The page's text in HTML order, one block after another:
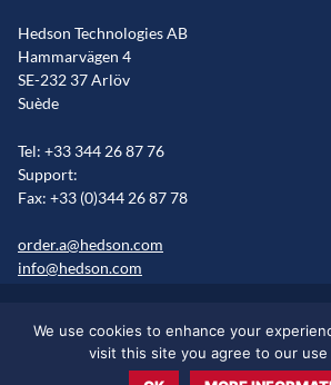
Hedson Technologies AB
Hammarvägen 4
SE-232 37 Arlöv
Suède
Tel: +33 344 26 87 76
Support:
Fax: +33 (0)344 26 87 78
order.a@hedson.com
info@hedson.com
Informations sur les cookies Plan du site
Information légale
We use cookies to enhance your
visit this site you agree to our